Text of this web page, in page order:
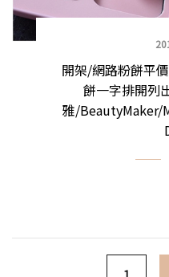
開架/網路粉餅平
餅一字排開列
雅/
Posts